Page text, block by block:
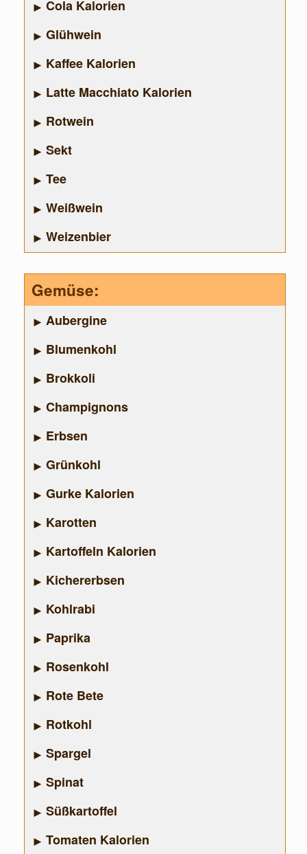
Cola Kalorien
Glühwein
Kaffee Kalorien
Latte Macchiato Kalorien
Rotwein
Sekt
Tee
Weißwein
Weizenbier
Gemüse:
Aubergine
Blumenkohl
Brokkoli
Champignons
Erbsen
Grünkohl
Gurke Kalorien
Karotten
Kartoffeln Kalorien
Kichererbsen
Kohlrabi
Paprika
Rosenkohl
Rote Bete
Rotkohl
Spargel
Spinat
Süßkartoffel
Tomaten Kalorien